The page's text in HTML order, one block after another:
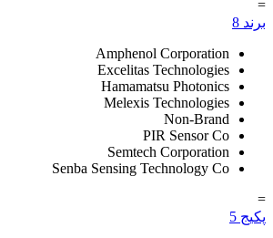
=
برند 8
Amphenol Corporation
Excelitas Technologies
Hamamatsu Photonics
Melexis Technologies
Non-Brand
PIR Sensor Co
Semtech Corporation
Senba Sensing Technology Co
=
پکیج 5